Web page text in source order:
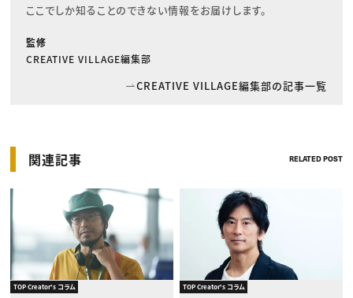
ここでしか知ることのできない情報をお届けします。
監修
CREATIVE VILLAGE編集部
CREATIVE VILLAGE編集部の記事一覧
関連記事 RELATED POST
TOP Creator's コラム TOP Creator's コラム